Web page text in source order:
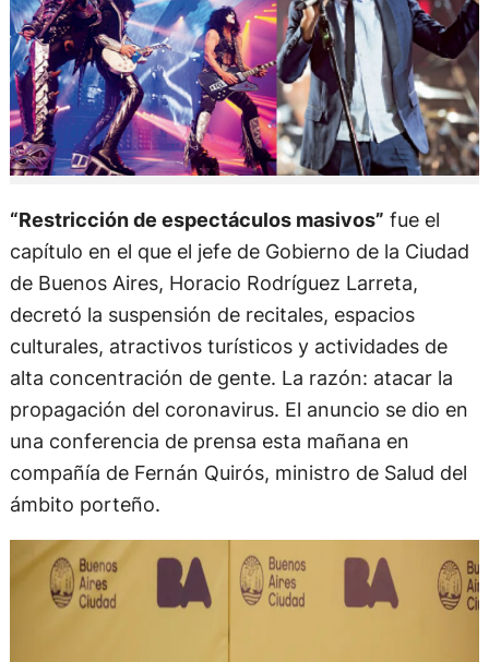
“Restricción de espectáculos masivos” fue el
capítulo en el que el jefe de Gobierno de la Ciudad
de Buenos Aires, Horacio Rodríguez Larreta,
decretó la suspensión de recitales, espacios
culturales, atractivos turísticos y actividades de
alta concentración de gente. La razón: atacar la
propagación del coronavirus. El anuncio se dio en
una conferencia de prensa esta mañana en
compañía de Fernán Quirós, ministro de Salud del
ámbito porteño.